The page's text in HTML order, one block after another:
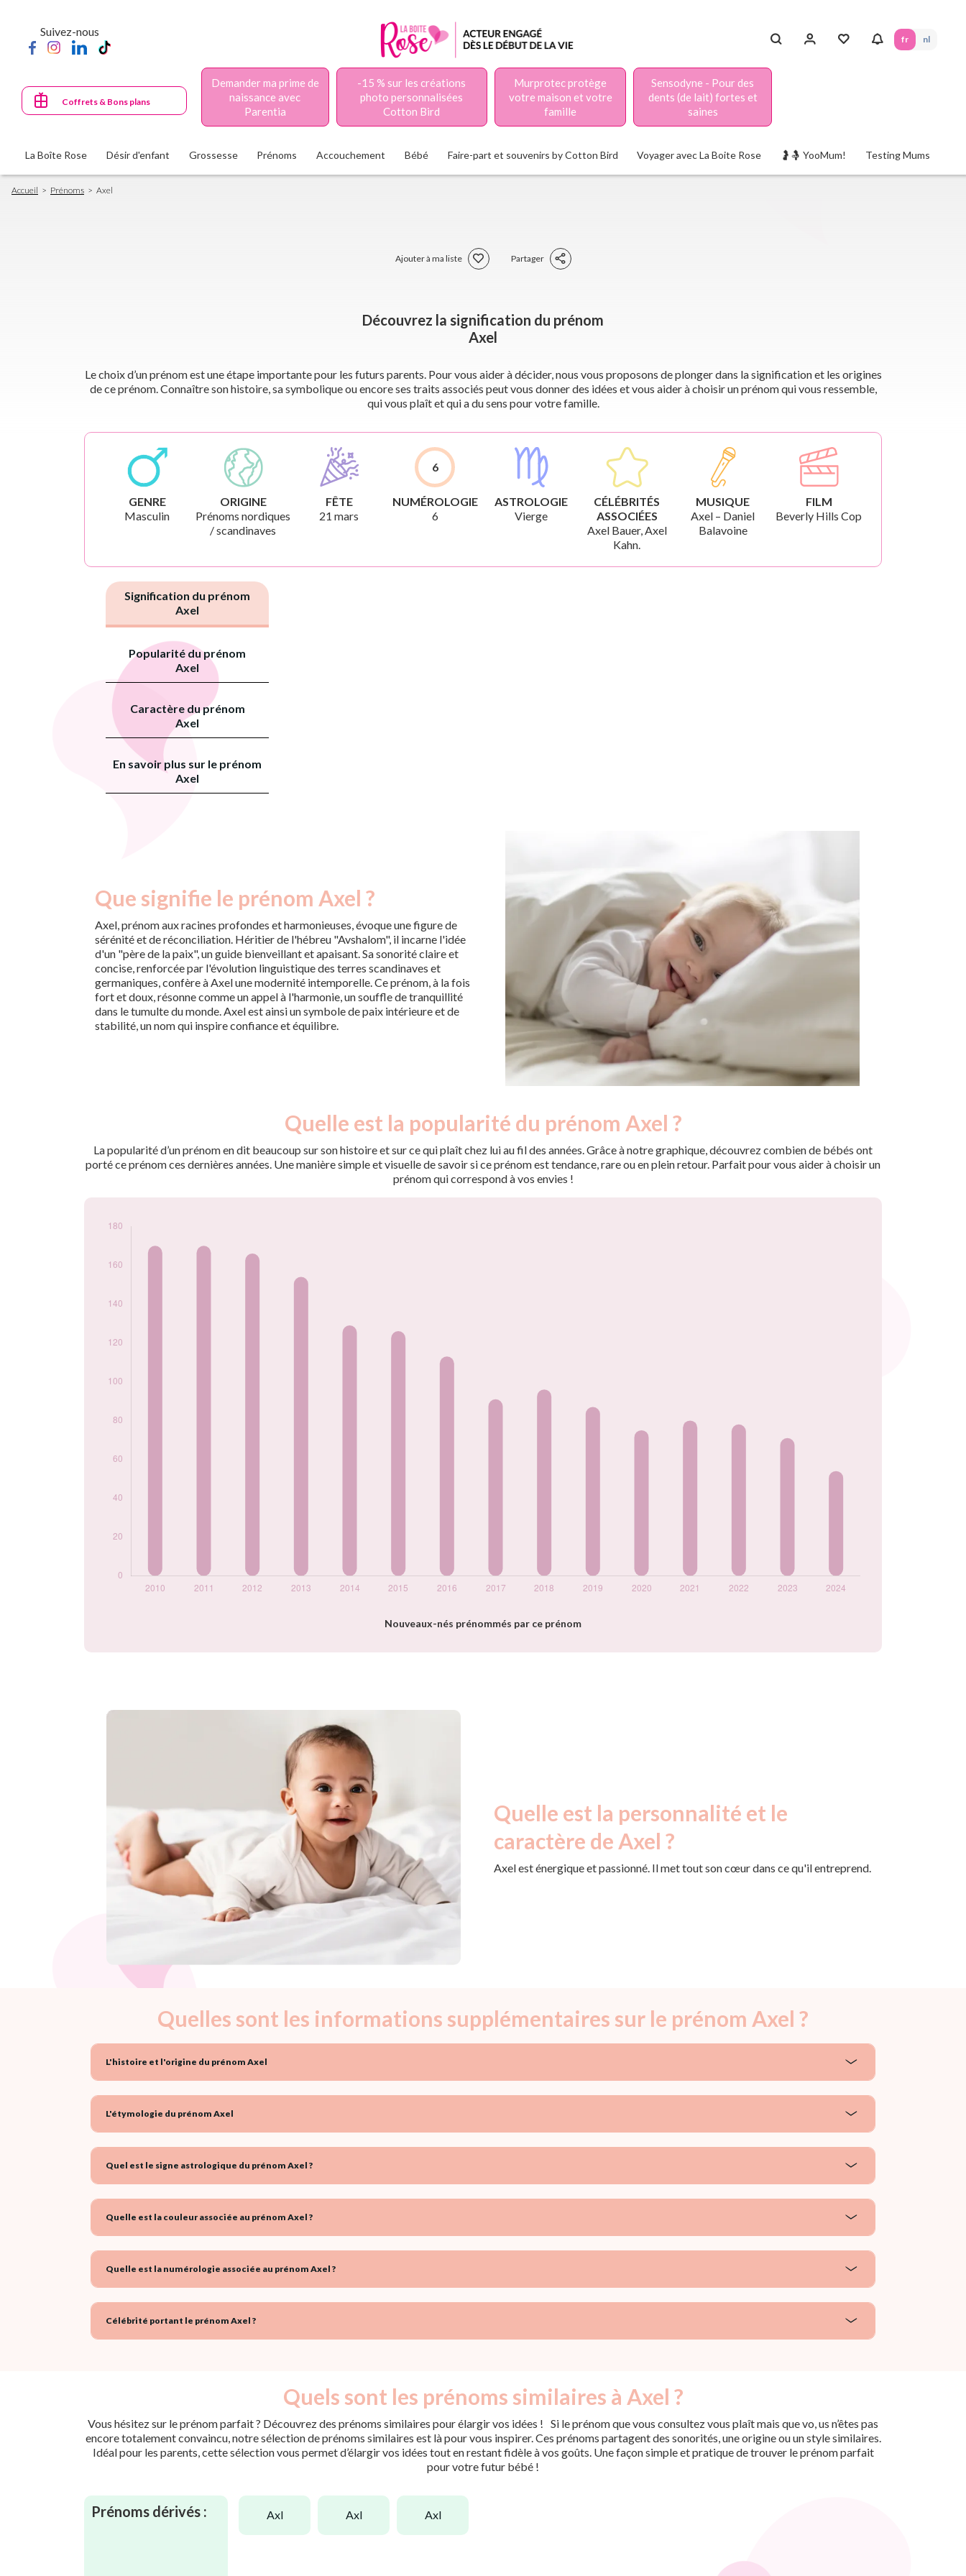
principal
Suivez-nous
fr nl
Coffrets & Bons plans
Demander ma prime de
naissance avec
Parentia
-15 % sur les créations
photo personnalisées
Cotton Bird
Murprotec protège
votre maison et votre
famille
Sensodyne - Pour des
dents (de lait) fortes et
saines
La Boîte Rose Désir d'enfant Grossesse Prénoms Accouchement Bébé Faire-part et souvenirs by Cotton Bird Voyager avec La Boite Rose 🤰🤱 YooMum! Testing Mums
Fil
d'Ariane
Accueil Prénoms Axel
Ajouter à ma liste Partager
Découvrez la signification du prénom
Axel
Le choix d’un prénom est une étape importante pour les futurs parents. Pour vous aider à décider, nous vous proposons de plonger dans la signification et les origines
de ce prénom. Connaître son histoire, sa symbolique ou encore ses traits associés peut vous donner des idées et vous aider à choisir un prénom qui vous ressemble,
qui vous plaît et qui a du sens pour votre famille.
GENRE
Masculin
ORIGINE
Prénoms nordiques
/ scandinaves
FÊTE
21 mars
6
NUMÉROLOGIE
6
ASTROLOGIE
Vierge
CÉLÉBRITÉS
ASSOCIÉES
Axel Bauer, Axel
Kahn.
MUSIQUE
Axel – Daniel
Balavoine
FILM
Beverly Hills Cop
Signification du prénom
Axel
Popularité du prénom
Axel
Caractère du prénom
Axel
En savoir plus sur le prénom
Axel
Que signifie le prénom Axel ?
Axel, prénom aux racines profondes et harmonieuses, évoque une figure de
sérénité et de réconciliation. Héritier de l'hébreu "Avshalom", il incarne l'idée
d'un "père de la paix", un guide bienveillant et apaisant. Sa sonorité claire et
concise, renforcée par l'évolution linguistique des terres scandinaves et
germaniques, confère à Axel une modernité intemporelle. Ce prénom, à la fois
fort et doux, résonne comme un appel à l'harmonie, un souffle de tranquillité
dans le tumulte du monde. Axel est ainsi un symbole de paix intérieure et de
stabilité, un nom qui inspire confiance et équilibre.
Quelle est la popularité du prénom Axel ?
La popularité d’un prénom en dit beaucoup sur son histoire et sur ce qui plaît chez lui au fil des années. Grâce à notre graphique, découvrez combien de bébés ont
porté ce prénom ces dernières années. Une manière simple et visuelle de savoir si ce prénom est tendance, rare ou en plein retour. Parfait pour vous aider à choisir un
prénom qui correspond à vos envies !
Nouveaux-nés prénommés par ce prénom
prénom Axel par
2009
151
2010
170
2014
129
2019
87
2021
80
2024
54
Quelle est la personnalité et le
caractère de Axel ?
Axel est énergique et passionné. Il met tout son cœur dans ce qu'il entreprend.
Quelles sont les informations supplémentaires sur le prénom Axel ?
L'histoire et l'origine du prénom Axel
L'étymologie du prénom Axel
Quel est le signe astrologique du prénom Axel ?
Quelle est la couleur associée au prénom Axel ?
Quelle est la numérologie associée au prénom Axel ?
Célébrité portant le prénom Axel ?
Quels sont les prénoms similaires à Axel ?
Vous hésitez sur le prénom parfait ? Découvrez des prénoms similaires pour élargir vos idées ! Si le prénom que vous consultez vous plaît mais que vo, us n’êtes pas
encore totalement convaincu, notre sélection de prénoms similaires est là pour vous inspirer. Ces prénoms partagent des sonorités, une origine ou un style similaires.
Idéal pour les parents, cette sélection vous permet d’élargir vos idées tout en restant fidèle à vos goûts. Une façon simple et pratique de trouver le prénom parfait
pour votre futur bébé !
Prénoms dérivés : axl axl axl